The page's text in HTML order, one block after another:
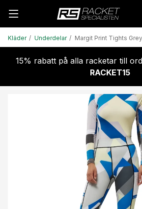
Kläder Underdelar Margit Print Tights
15% rabatt på alla racketar till
RACKET15